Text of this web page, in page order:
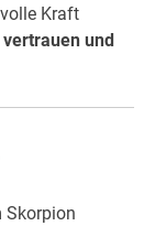
Kraft
und
Skorpion